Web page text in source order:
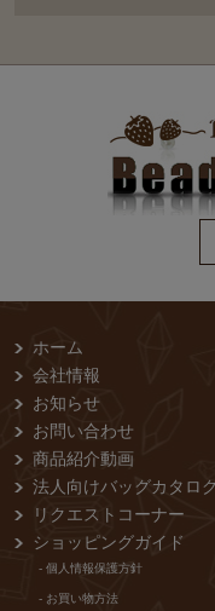
ホーム
会社情報
お知らせ
お問い合わせ
商品紹介動画
法人向けバッグカタロ
リクエストコーナー
ショッピングガイド
- 個⼈情報保護⽅針
- お買い物⽅法